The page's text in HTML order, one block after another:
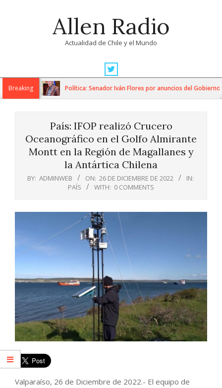
Allen Radio
Actualidad de Chile y el Mundo
Navigation
MenuBreaking Política: Senador Iván Flores por anuncios del Gobierno
País: IFOP realizó Crucero
Oceanográfico en el Golfo Almirante
Montt en la Región de Magallanes y
la Antártica Chilena
BY: ADMINWEB ON: 26 DE DICIEMBRE DE 2022
IN:
PAÍS
WITH: 0 COMMENTS
Valparaíso, 26 de Diciembre de 2022.- El equipo de